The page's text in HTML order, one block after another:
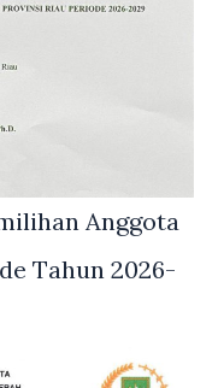
Anggota
Tahun 2026-